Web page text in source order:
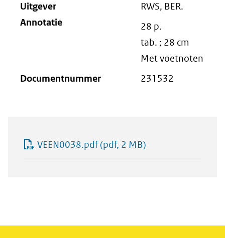
Uitgever
RWS, BER.
Annotatie
28 p.
tab. ; 28 cm
Met voetnoten
Documentnummer
231532
VEEN0038.pdf(pdf, 2 MB)